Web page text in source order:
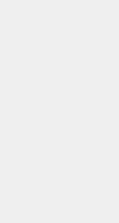
izlenebilir.
alınacak 150
CFM üretimi